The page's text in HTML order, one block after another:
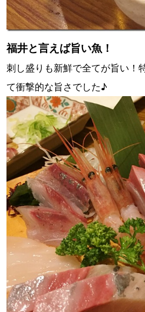
福井と言えば旨い魚！
刺し盛りも新鮮で全てが旨い！
て衝撃的な旨さでした♪